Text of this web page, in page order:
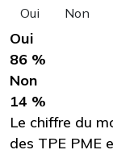
Oui Non
Oui
86 %
Non
14 %
Le chiffre du
des TPE PME